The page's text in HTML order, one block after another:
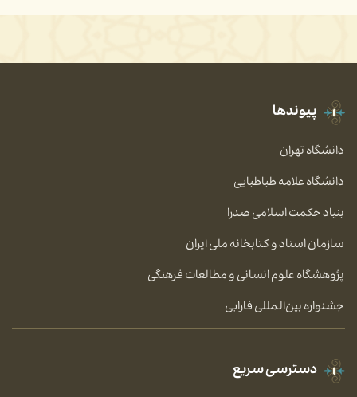
پیوندها
دانشگاه تهران
دانشگاه علامه طباطبایی
بنیاد حکمت اسلامی صدرا
سازمان اسناد و کتابخانه ملی ایران
پژوهشگاه علوم انسانی و مطالعات فرهنگی
جشنواره بین‌المللی فارابی
دسترسی سریع